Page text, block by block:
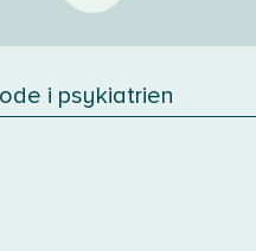
i psykiatrien